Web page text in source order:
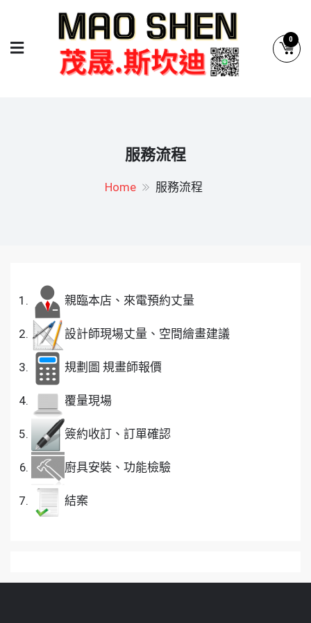
content
0
服務流程
Home 服務流程
親臨本店、來電預約丈量
設計師現場丈量、空間繪畫建議
規劃圖 規畫師報價
覆量現場
簽約收訂、訂單確認
廚具安裝、功能檢驗
結案